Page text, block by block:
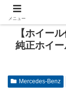
【ホイー
純正ホイ
Mercedes-Benz
メニュー